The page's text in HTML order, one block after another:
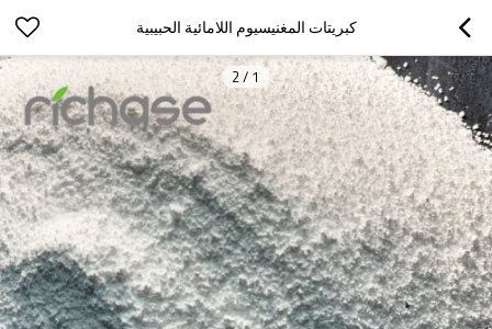
كبريتات المغنيسيوم اللامائية الحبيبية
1
/
2